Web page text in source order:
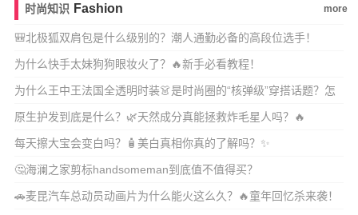
时尚知识 Fashion more
🎒北极狐双肩包是什么级别的？潮人通勤必备的高段位选手！
为什么快手太妹狗狗眼妆火了？🔥新手必看教程！
为什么王中王法国全透明时装👗是时尚圈的“核弹级”穿搭话题？怎
么穿才不踩雷又高
原生护发到底是什么？🌿天然成分真能拯救炸毛星人吗？🔥
每天擦大宝会变白吗？🧴美白真相你真的了解吗？✨
🤔海澜之家剪标handsomeman到底值不值得买？
🚗麦昆汽车总动员动画片为什么能火这么久？🔥童年回忆杀来袭！